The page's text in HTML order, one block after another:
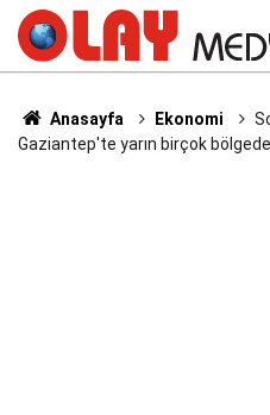
Anasayfa Ekonomi
Gaziantep'te yarın birçok